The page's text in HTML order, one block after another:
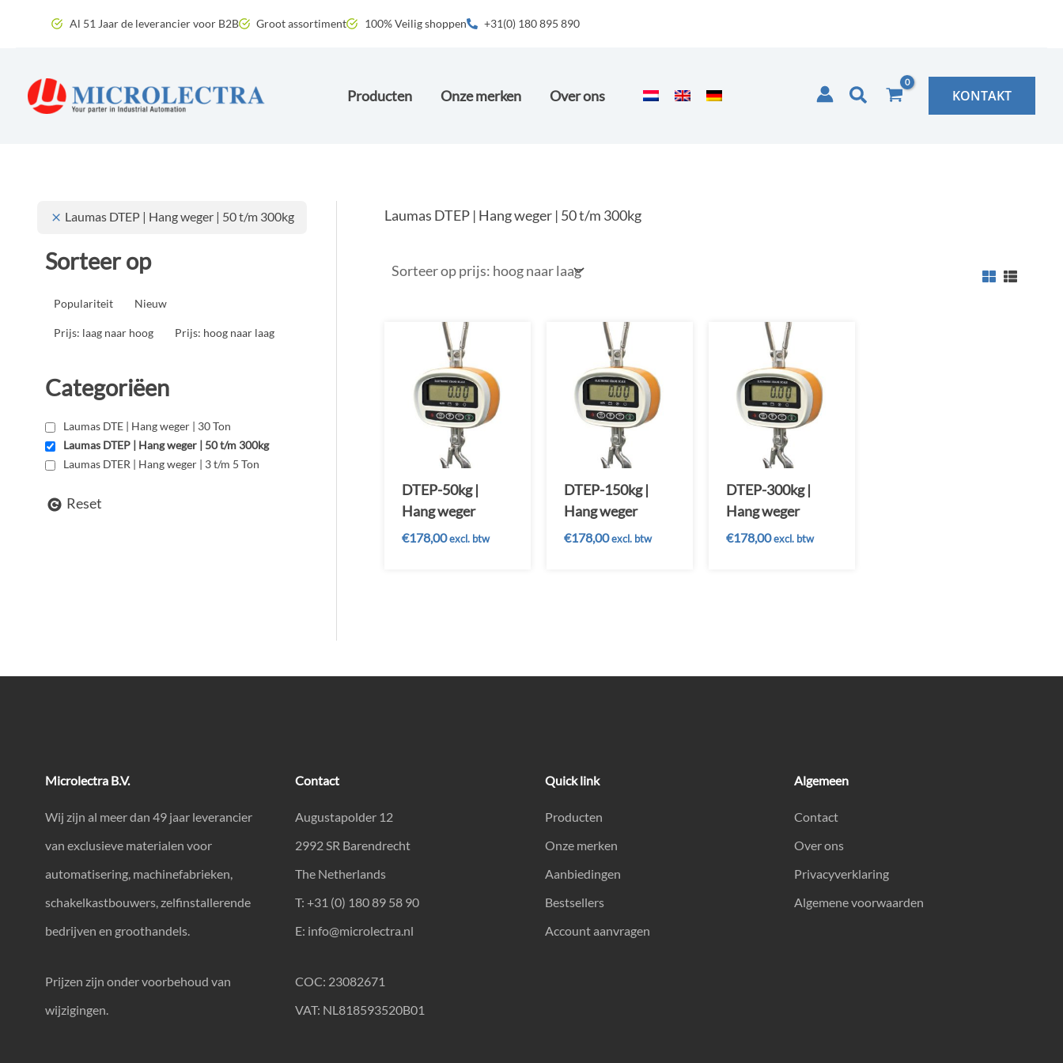
inhoud
Al 51 Jaar de leverancier voor B2B Groot assortiment 100% Veilig shoppen +31(0) 180 895 890
Producten Onze merken Over ons Zoeken KONTAKT
Laumas DTEP | Hang weger | 50 t/m 300kg
Sorteer op
Populariteit Nieuw
Prijs: laag naar hoog Prijs: hoog naar laag
Categoriëen
Laumas DTE | Hang weger | 30 Ton
Laumas DTEP | Hang weger | 50 t/m 300kg
Laumas DTER | Hang weger | 3 t/m 5 Ton
Reset
Laumas DTEP | Hang weger | 50 t/m 300kg
DTEP-50kg |
Hang weger
€178,00 excl. btw
DTEP-150kg |
Hang weger
€178,00 excl. btw
DTEP-300kg |
Hang weger
€178,00 excl. btw
Microlectra B.V.
Wij zijn al meer dan 49 jaar leverancier
van exclusieve materialen voor
automatisering, machinefabrieken,
schakelkastbouwers, zelfinstallerende
bedrijven en groothandels.
Prijzen zijn onder voorbehoud van
wijzigingen.
Contact
Augustapolder 12
2992 SR Barendrecht
The Netherlands
T: +31 (0) 180 89 58 90
E: info@microlectra.nl
COC: 23082671
VAT: NL818593520B01
Quick link
Producten
Onze merken
Aanbiedingen
Bestsellers
Account aanvragen
Algemeen
Contact
Over ons
Privacyverklaring
Algemene voorwaarden